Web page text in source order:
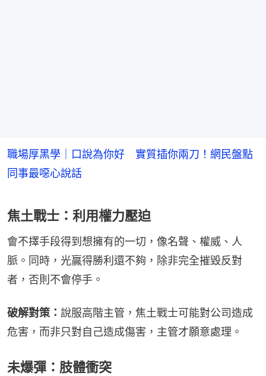
職場厚黑學｜口說為你好 實質插你兩刀！網民盤點
同事最噁心說話
焦土戰士：利用權力壓迫
會不擇手段得到想擁有的一切，像名聲、權威、人
脈。同時，光贏得勝利還不夠，除非完全摧毀反對
者，否則不會停手。
破解對策： 說服高階主管，焦土戰士可能對公司造成
危害，而非只對自己造成傷害，主管才願意處理。
未爆彈：肢體衝突